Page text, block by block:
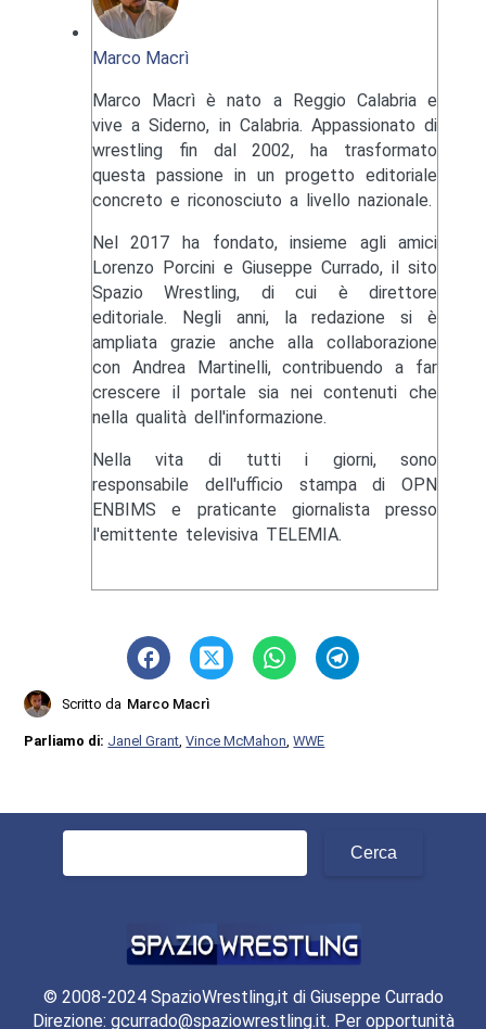
Marco Macrì
Marco Macrì è nato a Reggio Calabria e
vive a Siderno, in Calabria. Appassionato di
wrestling fin dal 2002, ha trasformato
questa passione in un progetto editoriale
concreto e riconosciuto a livello nazionale.
Nel 2017 ha fondato, insieme agli amici
Lorenzo Porcini e Giuseppe Currado, il sito
Spazio Wrestling, di cui è direttore
editoriale. Negli anni, la redazione si è
ampliata grazie anche alla collaborazione
con Andrea Martinelli, contribuendo a far
crescere il portale sia nei contenuti che
nella qualità dell'informazione.
Nella vita di tutti i giorni, sono
responsabile dell'ufficio stampa di OPN
ENBIMS e praticante giornalista presso
l'emittente televisiva TELEMIA.
Scritto da Marco Macrì
Parliamo di: Janel Grant,Vince McMahon,WWE
Ricerca
© 2008-2024 SpazioWrestling,it di Giuseppe Currado
Direzione: gcurrado@spaziowrestling.it. Per opportunità